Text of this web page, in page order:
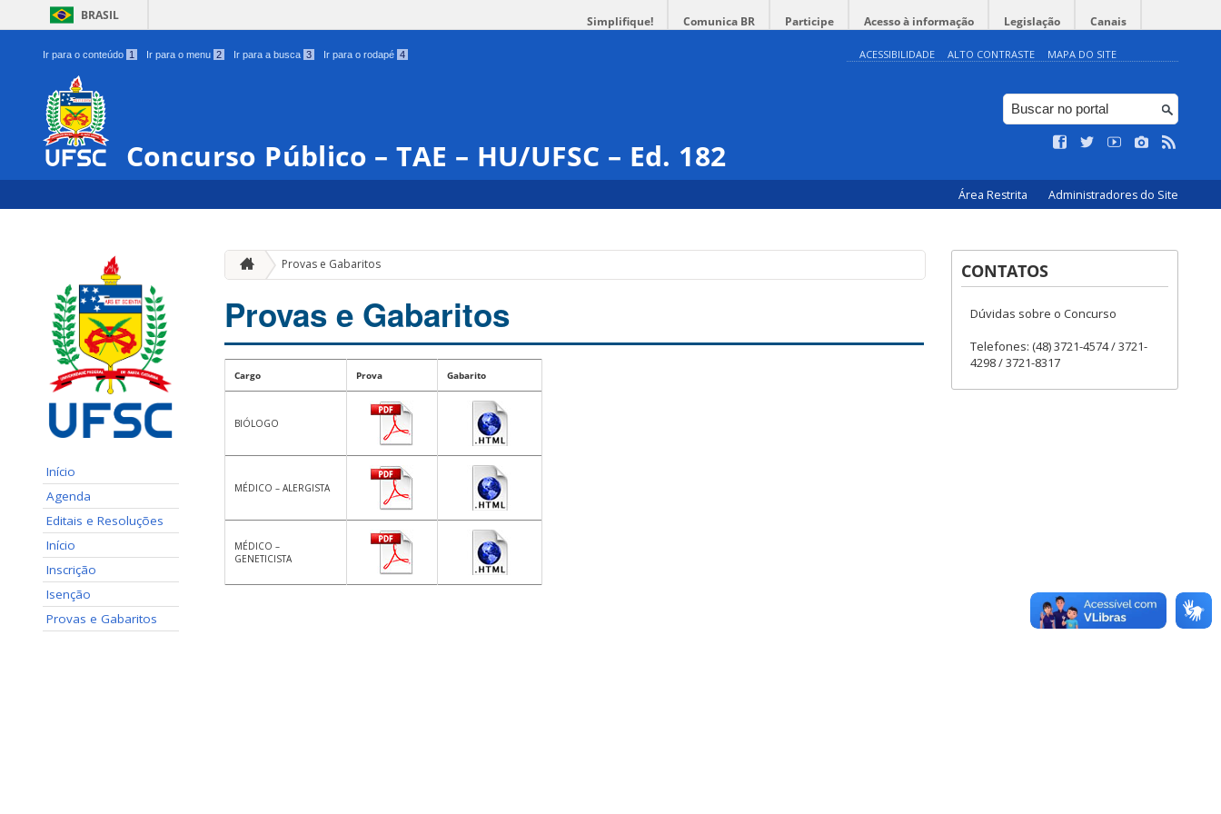
BRASIL Simplifique! Comunica BR Participe Acesso à informação Legislação Canais
Ir para o conteúdo 1 Ir para o menu 2 Ir para a busca 3 Ir para o rodapé 4 ACESSIBILIDADE ALTO CONTRASTE MAPA DO SITE
Concurso Público – TAE – HU/UFSC – Ed. 182
Área Restrita Administradores do Site
Início
Agenda
Editais e Resoluções
Início
Inscrição
Isenção
Provas e Gabaritos
Provas e Gabaritos
Provas e Gabaritos
Cargo Prova Gabarito
BIÓLOGO
MÉDICO – ALERGISTA
MÉDICO –
GENETICISTA
CONTATOS
Dúvidas sobre o Concurso
Telefones: (48) 3721-4574 / 3721-
4298 / 3721-8317